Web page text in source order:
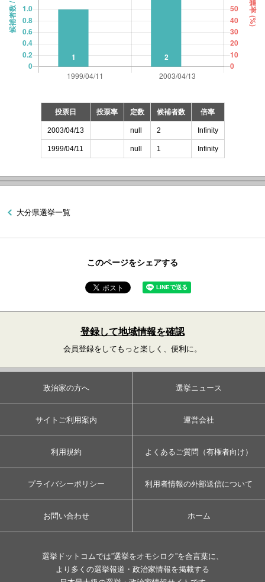
投票日 投票率 定数 候補者数 倍率
2003/04/13 null 2 Infinity
1999/04/11 null 1 Infinity
大分県選挙一覧
このページをシェアする
登録して地域情報を確認
会員登録をしてもっと楽しく、便利に。
政治家の方へ 選挙ニュース
サイトご利用案内 運営会社
利用規約 よくあるご質問（有権者向け）
プライバシーポリシー 利用者情報の外部送信について
お問い合わせ ホーム
選挙ドットコムでは”選挙をオモシロク”を合言葉に、
より多くの選挙報道・政治家情報を掲載する